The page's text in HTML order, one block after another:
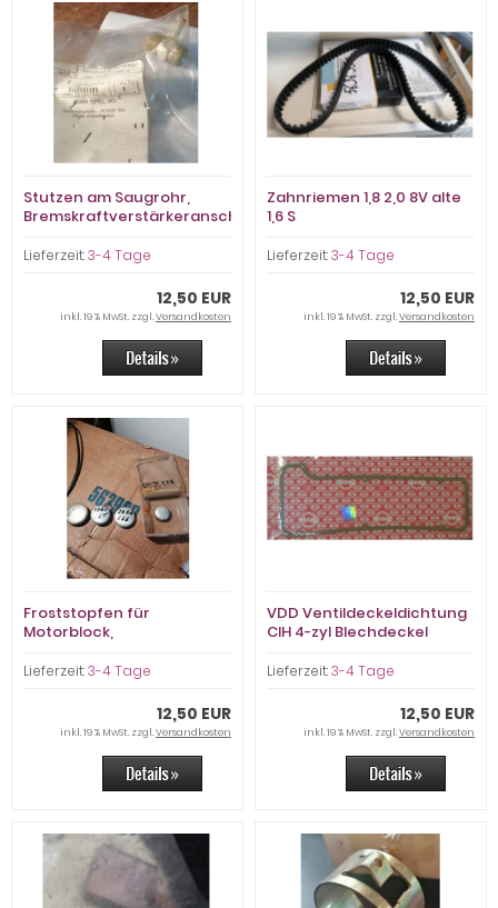
Stutzen am Saugrohr,
Bremskraftverstärkeranschluß
Lieferzeit:3-4 Tage
12,50 EUR
inkl. 19 % MwSt. zzgl.Versandkosten
Zahnriemen 1,8 2,0 8V alte
1,6 S
Lieferzeit:3-4 Tage
12,50 EUR
inkl. 19 % MwSt. zzgl.Versandkosten
Froststopfen für
Motorblock,
Wasserkanal CIH
Lieferzeit:3-4 Tage
12,50 EUR
inkl. 19 % MwSt. zzgl.Versandkosten
VDD Ventildeckeldichtung
CIH 4-zyl Blechdeckel
Lieferzeit:3-4 Tage
12,50 EUR
inkl. 19 % MwSt. zzgl.Versandkosten